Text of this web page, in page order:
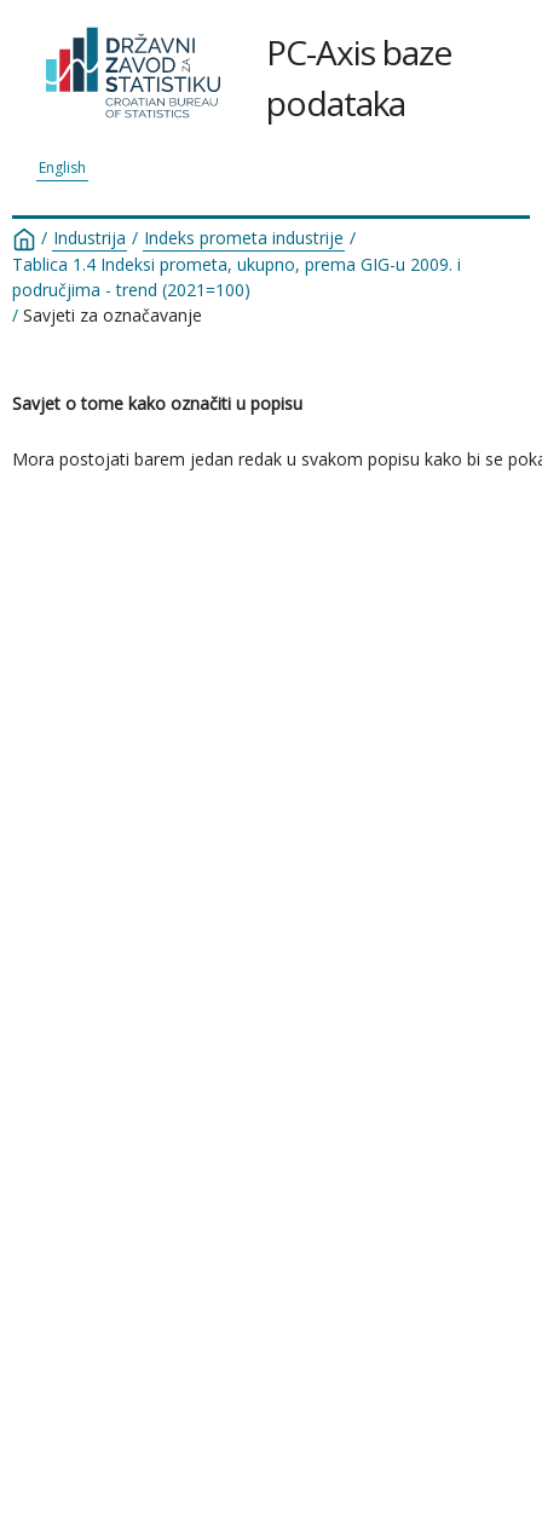
PC-Axis baze
podataka
English
/ Industrija / Indeks prometa industrije /
Tablica 1.4 Indeksi prometa, ukupno, prema GIG-u 2009. i
područjima - trend (2021=100)
/ Savjeti za označavanje
Savjet o tome kako označiti u popisu
Mora postojati barem jedan redak u svakom popisu kako bi se